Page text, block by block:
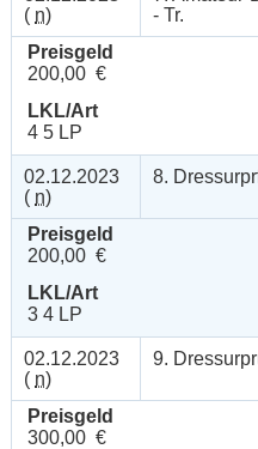
( n)
- Tr.
Preisgeld
200,00 €
LKL/Art
4 5 LP
02.12.2023
( n)
8.
Preisgeld
200,00 €
LKL/Art
3 4 LP
02.12.2023
( n)
9.
Preisgeld
300,00 €